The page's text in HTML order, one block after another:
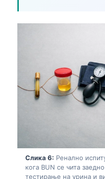
Слика 6: Ренално
кога BUN се чита
тестирање на урина и
Português
Ελληνικά
فارسی
Български